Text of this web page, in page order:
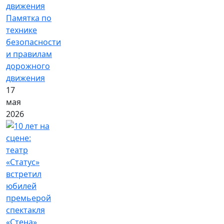
Памятка по
технике
безопасности
и правилам
дорожного
движения
17
мая
2026